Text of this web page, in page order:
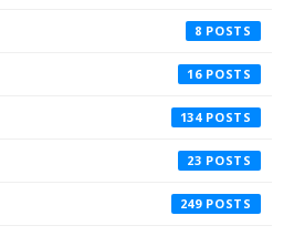
8
16
134
23
249